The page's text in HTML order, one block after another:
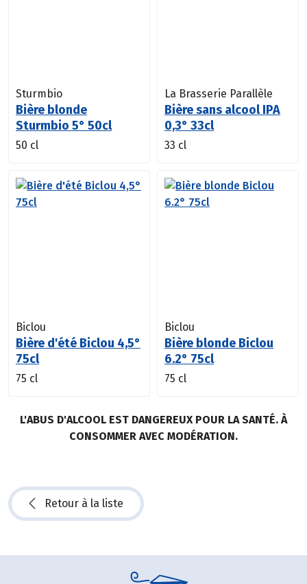
Sturmbio
Bière blonde
Sturmbio 5° 50cl
50 cl
La Brasserie Parallèle
Bière sans alcool IPA
0,3° 33cl
33 cl
Biclou
Bière d'été Biclou 4,5°
75cl
75 cl
Biclou
Bière blonde Biclou
6.2° 75cl
75 cl
L'ABUS D'ALCOOL EST DANGEREUX POUR LA SANTÉ. À
CONSOMMER AVEC MODÉRATION.
Retour à la liste